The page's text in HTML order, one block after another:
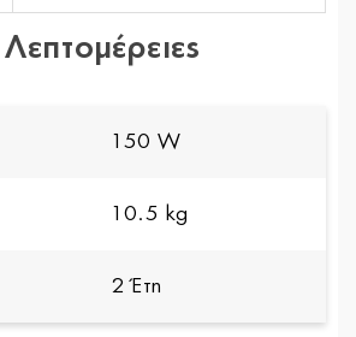
150 W
10.5 kg
2 Έτη